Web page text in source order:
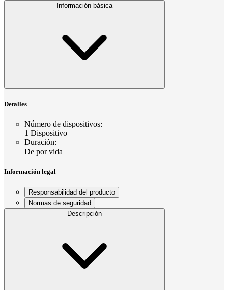
Información básica
Detalles
Número de dispositivos:
1 Dispositivo
Duración:
De por vida
Información legal
Responsabilidad del producto
Normas de seguridad
Descripción